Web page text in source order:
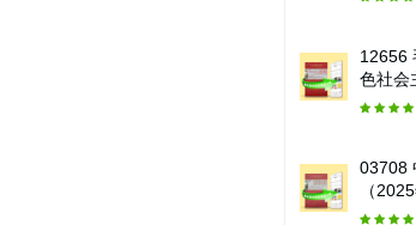
12656
色社会
03708
（